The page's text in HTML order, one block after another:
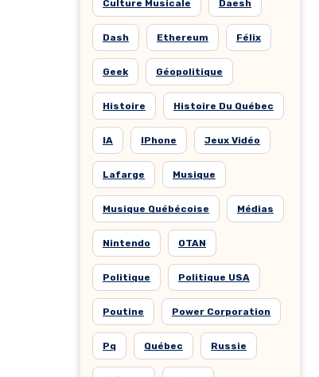
Culture Musicale Daesh
Dash Ethereum Félix
Geek Géopolitique
Histoire Histoire Du Québec
IA IPhone Jeux Vidéo
Lafarge Musique
Musique Québécoise Médias
Nintendo OTAN
Politique Politique USA
Poutine Power Corporation
Pq Québec Russie